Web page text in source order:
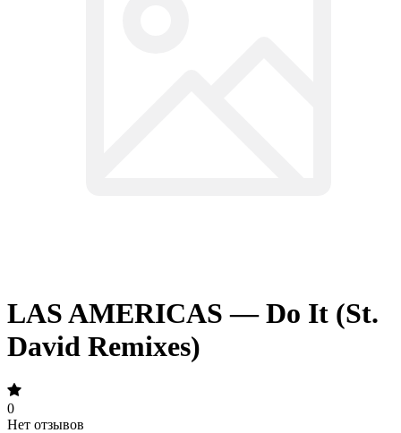
LAS AMERICAS — Do It (St.
David Remixes)
0
Нет отзывов